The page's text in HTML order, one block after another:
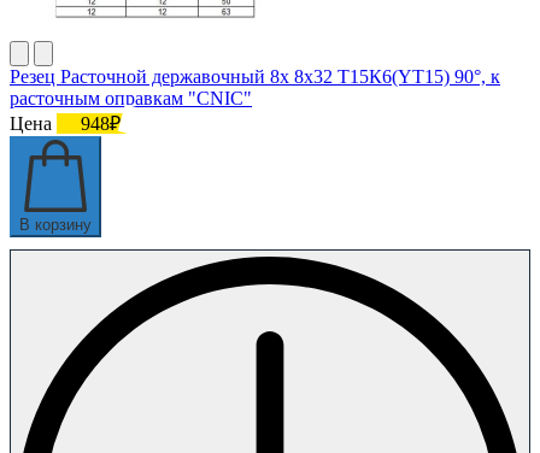
Резец Расточной державочный 8х 8х32 Т15К6(YT15) 90°, к
расточным оправкам "CNIC"
Цена
948₽
В корзину